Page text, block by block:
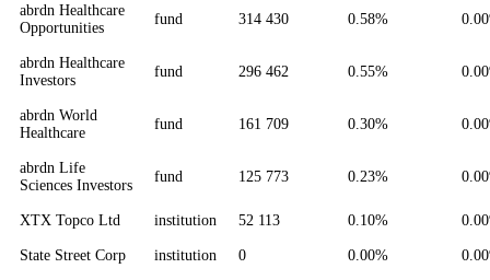
abrdn Healthcare
Opportunities
fund 314 430 0.58%
abrdn Healthcare
Investors
fund 296 462 0.55%
abrdn World
Healthcare
fund 161 709 0.30%
abrdn Life
Sciences Investors
fund 125 773 0.23%
XTX Topco Ltd institution 52 113 0.10%
State Street Corp institution 0 0.00%